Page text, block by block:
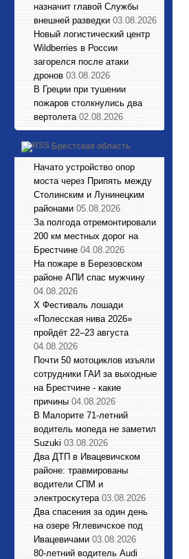
назначит главой Службы
внешней разведки 03.08.2026
Новый логистический центр
Wildberries в России
загорелся после атаки
дронов 03.08.2026
В Греции при тушении
пожаров столкнулись два
вертолета 02.08.2026
Брестская область
Начато устройство опор
моста через Припять между
Столинским и Лунинецким
районами 05.08.2026
За полгода отремонтировали
200 км местных дорог на
Брестчине 04.08.2026
На пожаре в Березовском
районе АПИ спас мужчину
04.08.2026
X Фестиваль лошади
«Полесская нива 2026»
пройдёт 22–23 августа
04.08.2026
Почти 50 мотоциклов изъяли
сотрудники ГАИ за выходные
на Брестчине - какие
причины 04.08.2026
В Малорите 71-летний
водитель мопеда не заметил
Suzuki 03.08.2026
Два ДТП в Ивацевичском
районе: травмированы
водители СПМ и
электроскутера 03.08.2026
Два спасения за один день
на озере Яглевичское под
Ивацевичами 03.08.2026
80-летний водитель Audi